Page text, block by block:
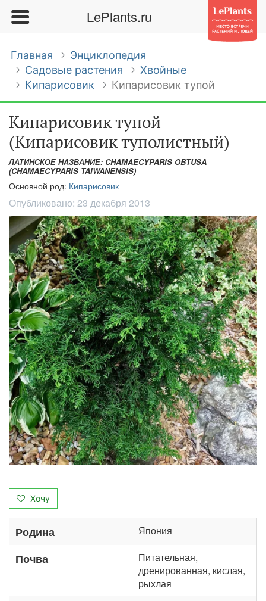
LePlants.ru
Главная
Энциклопедия
Садовые растения
Хвойные
Кипарисовик
Кипарисовик тупой
Кипарисовик тупой
(Кипарисовик туполистный)
ЛАТИНСКОЕ НАЗВАНИЕ: CHAMAECYPARIS OBTUSA
(CHAMAECYPARIS TAIWANENSIS)
Основной род: Кипарисовик
Опубликовано: 23 декабря 2013
Хочу
Родина Япония
Почва
Питательная,
дренированная, кислая,
рыхлая